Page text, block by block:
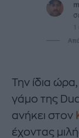
Την ίδια
γάμο της
ανήκει στον
έχοντας